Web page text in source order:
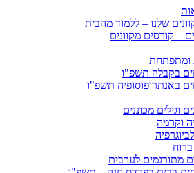
שלנו – ללמוד מהבית
– קורסים מקוונים
ומתפתחת
בקבלה תשפ"ו
באנתרופוסופיה תשפ"ו
וגילים מכוננים
וקרמה
מתורגמים לערבית